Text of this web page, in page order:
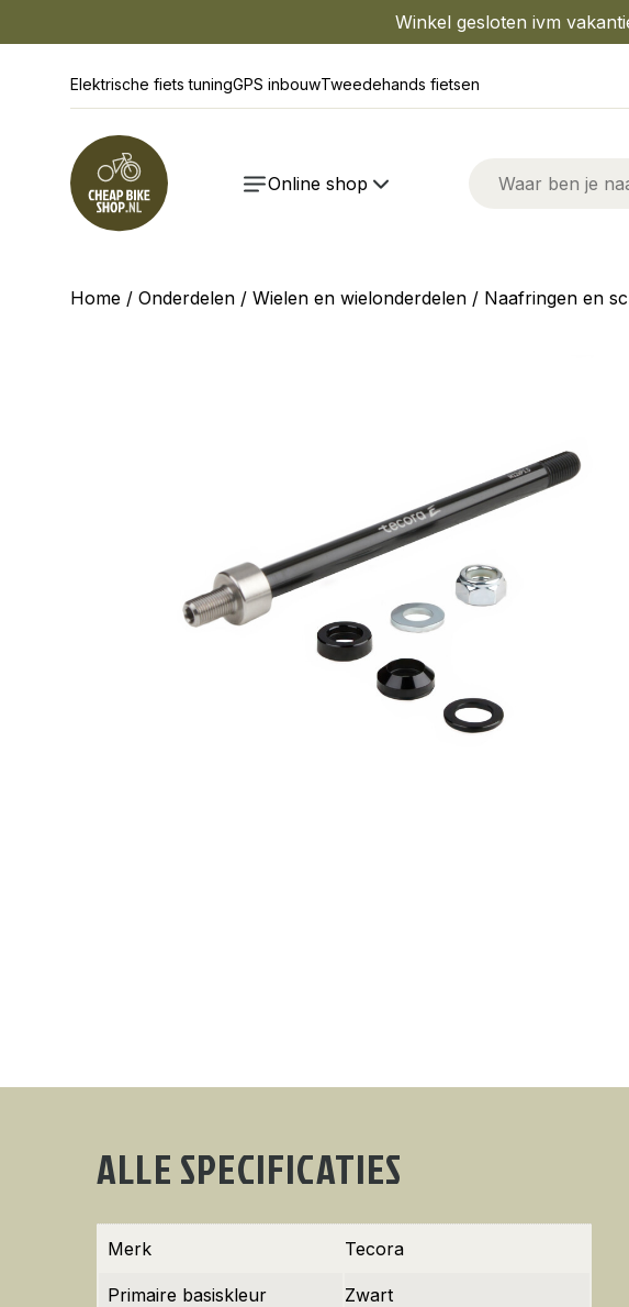
Winkel gesloten ivm
Elektrische fiets tuningGPS inbouwTweedehands fietsen
Online shop
Home / Onderdelen / Wielen en wielonderdelen / Naafringen en
ALLE SPECIFICATIES
Merk Tecora
Primaire basiskleur Zwart